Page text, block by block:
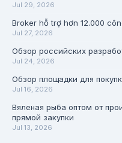
Jul 29, 2026
Broker hỗ trợ hơn 12.000
Jul 27, 2026
Обзор российских
Jul 24, 2026
Обзор площадки для
Jul 16, 2026
Вяленая рыба оптом от
прямой закупки
Jul 13, 2026